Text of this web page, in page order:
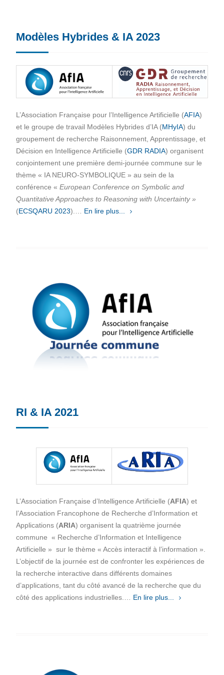
Modèles Hybrides & IA 2023
L’Association Française pour l’Intelligence Artificielle (AFIA)
et le groupe de travail Modèles Hybrides d’IA (MHyIA) du
groupement de recherche Raisonnement, Apprentissage, et
Décision en Intelligence Artificielle (GDR RADIA) organisent
conjointement une première demi-journée commune sur le
thème « IA NEURO-SYMBOLIQUE » au sein de la
conférence « European Conference on Symbolic and
Quantitative Approaches to Reasoning with Uncertainty »
(ECSQARU 2023).… En lire plus...
RI & IA 2021
L’Association Française d’Intelligence Artificielle (AFIA) et
l’Association Francophone de Recherche d’Information et
Applications (ARIA) organisent la quatrième journée
commune « Recherche d’Information et Intelligence
Artificielle » sur le thème « Accès interactif à l’information ».
L’objectif de la journée est de confronter les expériences de
la recherche interactive dans différents domaines
d’applications, tant du côté avancé de la recherche que du
côté des applications industrielles.… En lire plus...